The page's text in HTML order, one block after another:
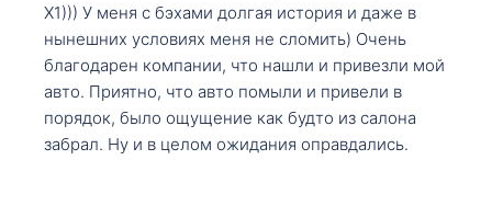
X1))) У меня с бэхами долгая история и даже в
нынешних условиях меня не сломить) Очень
благодарен компании, что нашли и привезли мой
авто. Приятно, что авто помыли и привели в
порядок, было ощущение как будто из салона
забрал. Ну и в целом ожидания оправдались.